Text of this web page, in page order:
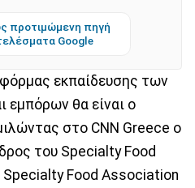
προτιμώμενη πηγή
Google
εκπαίδευσης των
εμπόρων θα είναι ο
στο CNN Greece o
του Specialty Food
Food Association